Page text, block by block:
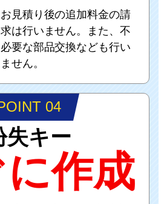
お見積り後の追加料金の請
求は行いません。また、不
必要な部品交換なども行い
ません。
04
失キー
作成